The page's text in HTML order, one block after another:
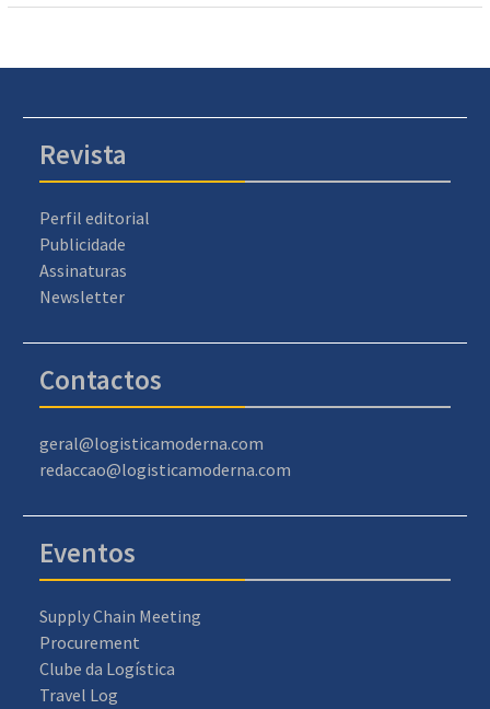
Revista
Perfil editorial
Publicidade
Assinaturas
Newsletter
Contactos
geral@logisticamoderna.com
redaccao@logisticamoderna.com
Eventos
Supply Chain Meeting
Procurement
Clube da Logística
Travel Log